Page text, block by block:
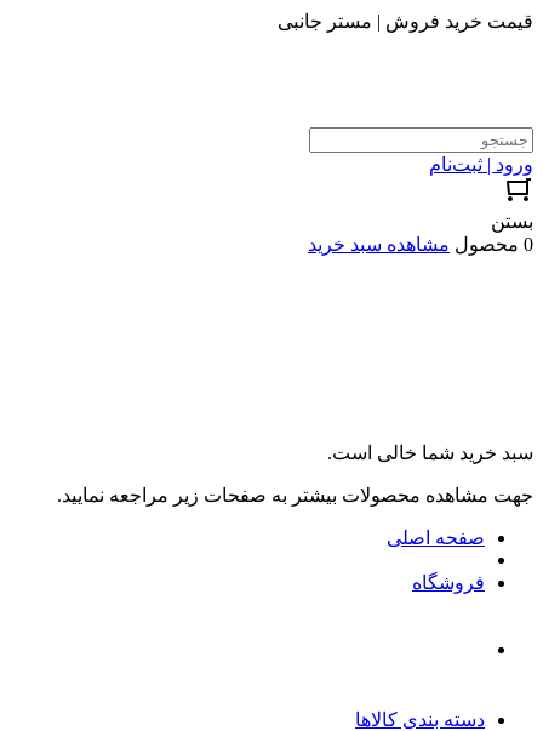
قیمت خرید فروش | مستر جانبی
ورود | ثبت‌نام
بستن
0 محصول
مشاهده سبد خرید
سبد خرید شما خالی است.
جهت مشاهده محصولات بیشتر به صفحات زیر مراجعه نمایید.
صفحه اصلی
فروشگاه
دسته بندی کالاها